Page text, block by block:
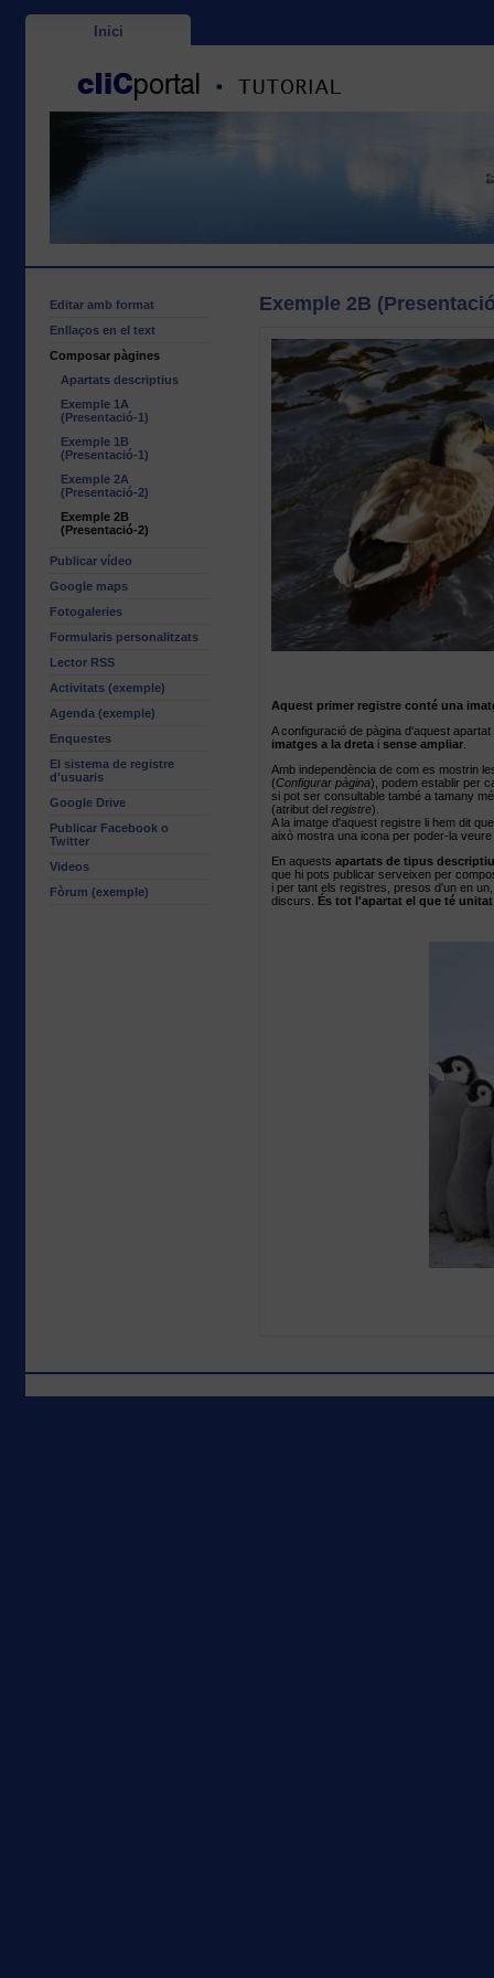
Inici
Editar amb format
Enllaços en el text
Composar pàgines
Apartats descriptius
Exemple 1A
(Presentació-1)
Exemple 1B
(Presentació-1)
Exemple 2A
(Presentació-2)
Exemple 2B
(Presentació-2)
Publicar vídeo
Google maps
Fotogaleries
Formularis personalitzats
Lector RSS
Activitats (exemple)
Agenda (exemple)
Enquestes
El sistema de registre
d'usuaris
Google Drive
Publicar Facebook o
Twitter
Videos
Fòrum (exemple)
Exemple 2B
Aquest primer registre conté una
A configuració de pàgina d'aquest
imatges a la dreta i sense ampliar
Amb independència de com es mostrin
(Configurar pàgina), podem establir per
si pot ser consultable també a tamany
(atribut del registre).
A la imatge d'aquest registre li hem dit
això mostra una icona per poder-la
En aquests apartats de tipus descriptiu
que hi pots publicar serveixen per
i per tant els registres, presos d'un en
discurs. És tot l'apartat el que té